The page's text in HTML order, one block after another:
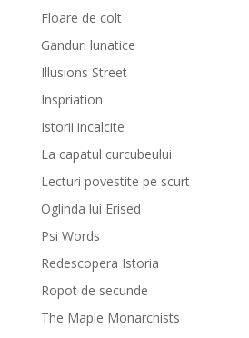
Floare de colt
Ganduri lunatice
Illusions Street
Inspriation
Istorii incalcite
La capatul curcubeului
Lecturi povestite pe scurt
Oglinda lui Erised
Psi Words
Redescopera Istoria
Ropot de secunde
The Maple Monarchists